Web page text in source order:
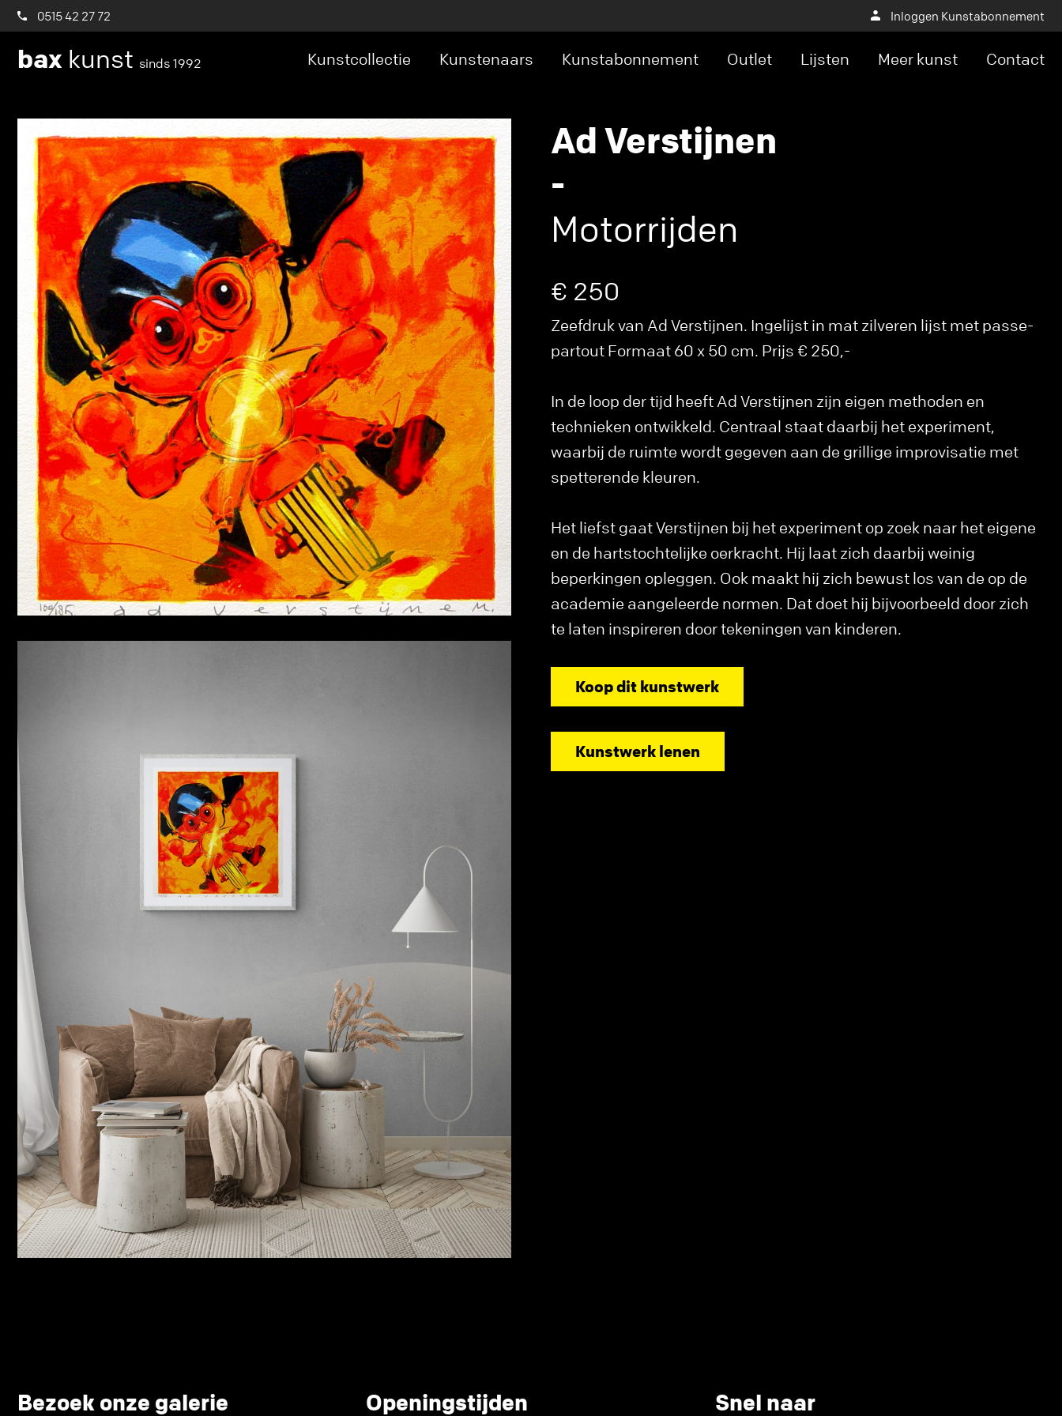
0515 42 27 72 Inloggen Kunstabonnement
bax kunst sinds 1992 Kunstcollectie Kunstenaars Kunstabonnement Outlet Lijsten Meer kunst Contact
Ad Verstijnen
-
Motorrijden
€ 250
Zeefdruk van Ad Verstijnen. Ingelijst in mat zilveren lijst met passe-
partout Formaat 60 x 50 cm. Prijs € 250,-
In de loop der tijd heeft Ad Verstijnen zijn eigen methoden en
technieken ontwikkeld. Centraal staat daarbij het experiment,
waarbij de ruimte wordt gegeven aan de grillige improvisatie met
spetterende kleuren.
Het liefst gaat Verstijnen bij het experiment op zoek naar het eigene
en de hartstochtelijke oerkracht. Hij laat zich daarbij weinig
beperkingen opleggen. Ook maakt hij zich bewust los van de op de
academie aangeleerde normen. Dat doet hij bijvoorbeeld door zich
te laten inspireren door tekeningen van kinderen.
Koop dit kunstwerk
Kunstwerk lenen
Bezoek onze galerie Openingstijden Snel naar